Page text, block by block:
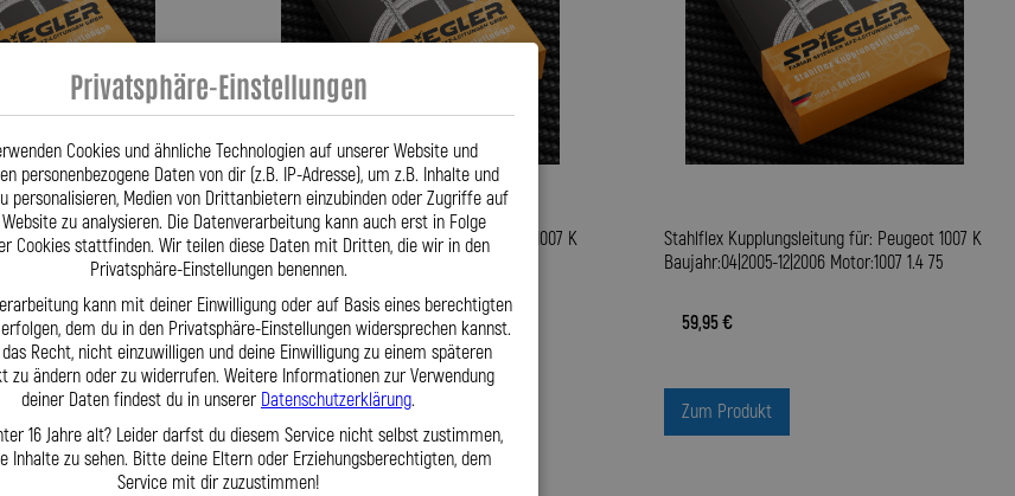
für: Peugeot 1007 K
Motor:1007 1.4 75
Stahlflex Kupplungsleitung für: Peugeot 1007 K
Baujahr:01|2009-12|2009 Motor:1007 1.4 75
59,95 €
Zum Produkt
Stahlflex Kupplungsleitung für: Peugeot 1007 K
Baujahr:04|2005-12|2006 Motor:1007 1.4 75
59,95 €
Zum Produkt
Privatsphäre-Einstellungen
Cookies und ähnliche Technologien auf unserer Website und
personenbezogene Daten von dir (z.B. IP-Adresse), um z.B. Inhalte und
personalisieren, Medien von Drittanbietern einzubinden oder Zugriffe auf
zu analysieren. Die Datenverarbeitung kann auch erst in Folge
Cookies stattfinden. Wir teilen diese Daten mit Dritten, die wir in den
Privatsphäre-Einstellungen benennen.
kann mit deiner Einwilligung oder auf Basis eines berechtigten
dem du in den Privatsphäre-Einstellungen widersprechen kannst.
Recht, nicht einzuwilligen und deine Einwilligung zu einem späteren
zu ändern oder zu widerrufen. Weitere Informationen zur Verwendung
deiner Daten findest du in unserer Datenschutzerklärung.
16 Jahre alt? Leider darfst du diesem Service nicht selbst zustimmen,
Inhalte zu sehen. Bitte deine Eltern oder Erziehungsberechtigten, dem
Service mit dir zuzustimmen!